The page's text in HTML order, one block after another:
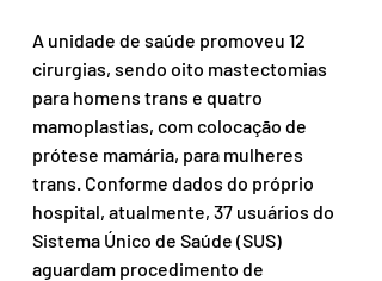
A unidade de saúde promoveu 12
cirurgias, sendo oito mastectomias
para homens trans e quatro
mamoplastias, com colocação de
prótese mamária, para mulheres
trans. Conforme dados do próprio
hospital, atualmente, 37 usuários do
Sistema Único de Saúde (SUS)
aguardam procedimento de